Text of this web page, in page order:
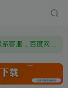
由于微信被封，沟通工具使用最群app，应用市场下载后添加好友：Y9FA49 以后用最群交流解决问题。不再使用微信！
本站资源来自网络搜集，如有侵权，请联系删除：fuyej@qq.com 附上证书和内容链接
需要什么游戏请联系客服，若链接失效请联系客服，百度网盘边上的激活码也是解压密码